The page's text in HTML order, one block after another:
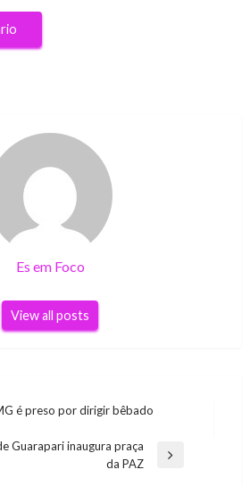
Es em Foco
View all posts
é preso por dirigir bêbado
Guarapari inaugura praça
da PAZ